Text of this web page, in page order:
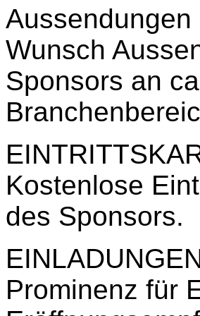
Wunsch
Sponsors an
Kostenlose
des Sponsors.
Prominenz für